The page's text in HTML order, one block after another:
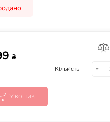
₴
Кількість
У кошик